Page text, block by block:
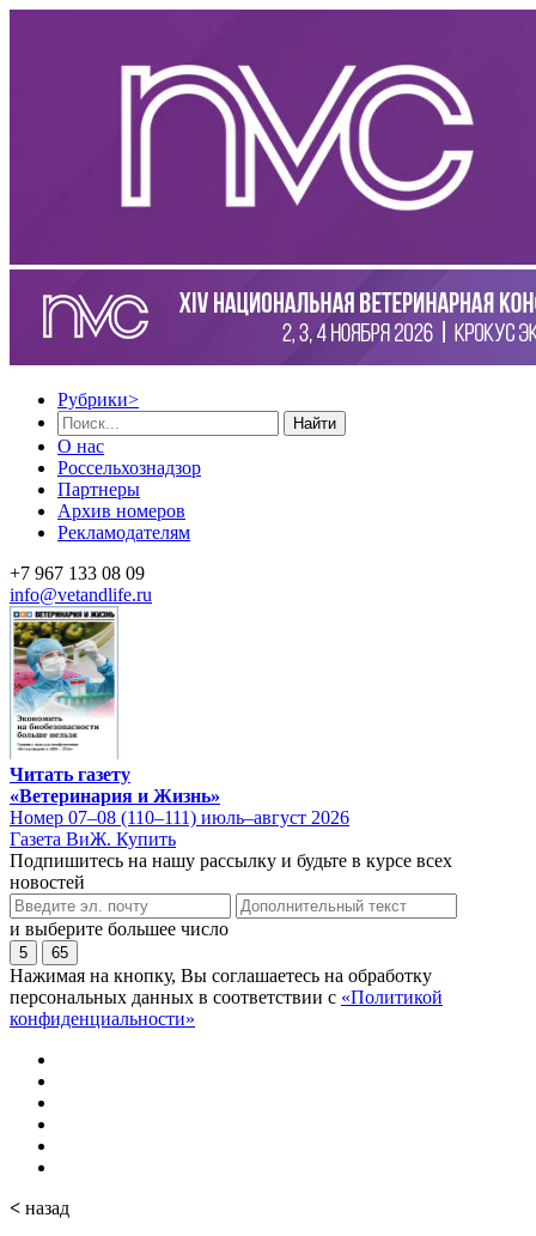
Рубрики>
Найти
О нас
Россельхознадзор
Партнеры
Архив номеров
Рекламодателям
+7 967 133 08 09
info@vetandlife.ru
Читать газету
«Ветеринария и Жизнь»
Номер 07–08 (110–111) июль–август 2026
Газета ВиЖ. Купить
Подпишитесь на нашу рассылку и будьте в курсе всех
новостей
и выберите большее число
5 65
Нажимая на кнопку, Вы соглашаетесь на обработку
персональных данных в соответствии с «Политикой
конфиденциальности»
< назад